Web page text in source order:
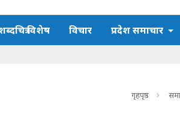
विशेष विचार प्रदेश समाचार
गृहपृष्ठ